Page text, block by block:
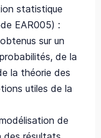
statistique
EAR005) :
sur un
de la
la théorie des
utiles de la
de